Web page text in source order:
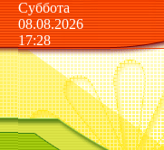
Суббота
08.08.2026
17:28